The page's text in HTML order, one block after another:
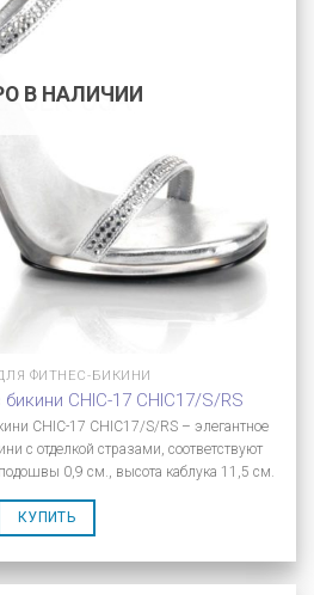
В НАЛИЧИИ
ФИТНЕС-БИКИНИ
CHIC-17 CHIC17/S/RS
CHIC-17 CHIC17/S/RS – элегантное
с отделкой стразами, соответствуют
0,9 см., высота каблука 11,5 см.
КУПИТЬ